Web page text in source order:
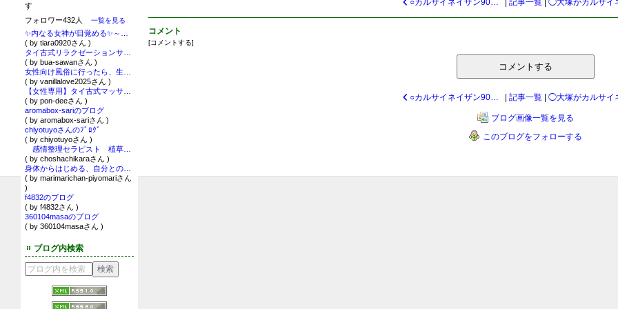
す
フォロワー432人
一覧を見る
( by tiara0920さん )
( by bua-sawanさん )
( by vanillalove2025さん )
( by pon-deeさん )
aromabox-sariのブログ
( by aromabox-sariさん )
chiyotuyoさんのﾌﾞﾛｸﾞ
( by chiyotuyoさん )
( by choshachikaraさん )
( by marimarichan-piyomariさん
)
f4832のブログ
( by f4832さん )
360104masaのブログ
( by 360104masaさん )
ブログ内検索
○カルサイネイザン90分 マロン様よりご感想頂きました★ 記事一覧
コメント
[コメントする]
コメントする
○カルサイネイザン90分 マロン様よりご感想頂きました★ 記事一覧
ブログ画像一覧を見る
このブログをフォローする